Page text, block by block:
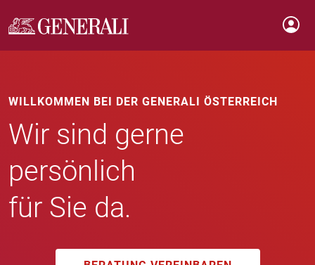
WILLKOMMEN BEI DER GENERALI ÖSTERREICH
Wir sind gerne
persönlich
für Sie da.